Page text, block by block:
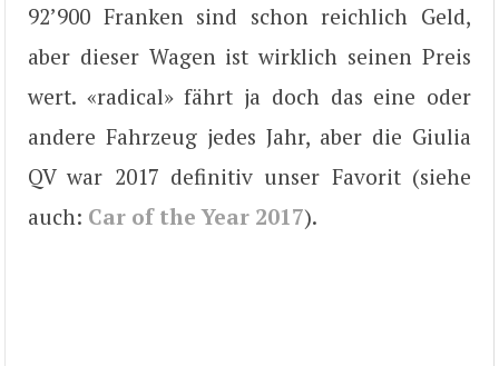
92’900 Franken sind schon reichlich Geld,
aber dieser Wagen ist wirklich seinen Preis
wert. «radical» fährt ja doch das eine oder
andere Fahrzeug jedes Jahr, aber die Giulia
QV war 2017 definitiv unser Favorit (siehe
auch: Car of the Year 2017).